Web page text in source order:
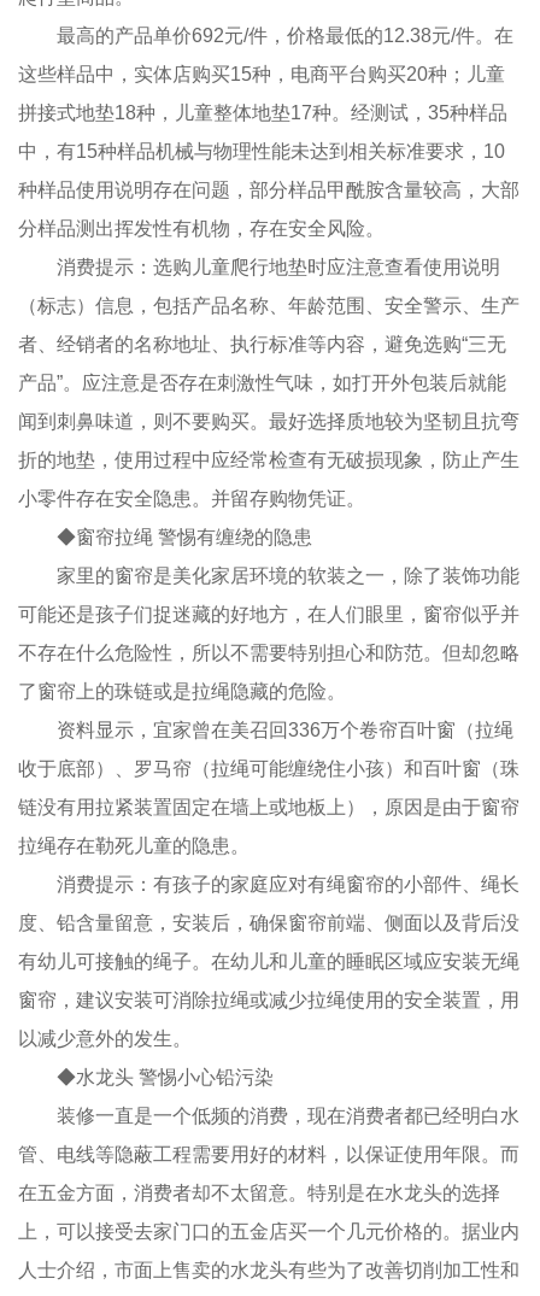
最高的产品单价692元/件，价格最低的12.38元/件。在
这些样品中，实体店购买15种，电商平台购买20种；儿童
拼接式地垫18种，儿童整体地垫17种。经测试，35种样品
中，有15种样品机械与物理性能未达到相关标准要求，10
种样品使用说明存在问题，部分样品甲酰胺含量较高，大部
分样品测出挥发性有机物，存在安全风险。
消费提示：选购儿童爬行地垫时应注意查看使用说明
（标志）信息，包括产品名称、年龄范围、安全警示、生产
者、经销者的名称地址、执行标准等内容，避免选购“三无
产品”。应注意是否存在刺激性气味，如打开外包装后就能
闻到刺鼻味道，则不要购买。最好选择质地较为坚韧且抗弯
折的地垫，使用过程中应经常检查有无破损现象，防止产生
小零件存在安全隐患。并留存购物凭证。
◆窗帘拉绳 警惕有缠绕的隐患
家里的窗帘是美化家居环境的软装之一，除了装饰功能
可能还是孩子们捉迷藏的好地方，在人们眼里，窗帘似乎并
不存在什么危险性，所以不需要特别担心和防范。但却忽略
了窗帘上的珠链或是拉绳隐藏的危险。
资料显示，宜家曾在美召回336万个卷帘百叶窗（拉绳
收于底部）、罗马帘（拉绳可能缠绕住小孩）和百叶窗（珠
链没有用拉紧装置固定在墙上或地板上），原因是由于窗帘
拉绳存在勒死儿童的隐患。
消费提示：有孩子的家庭应对有绳窗帘的小部件、绳长
度、铅含量留意，安装后，确保窗帘前端、侧面以及背后没
有幼儿可接触的绳子。在幼儿和儿童的睡眠区域应安装无绳
窗帘，建议安装可消除拉绳或减少拉绳使用的安全装置，用
以减少意外的发生。
◆水龙头 警惕小心铅污染
装修一直是一个低频的消费，现在消费者都已经明白水
管、电线等隐蔽工程需要用好的材料，以保证使用年限。而
在五金方面，消费者却不太留意。特别是在水龙头的选择
上，可以接受去家门口的五金店买一个几元价格的。据业内
人士介绍，市面上售卖的水龙头有些为了改善切削加工性和